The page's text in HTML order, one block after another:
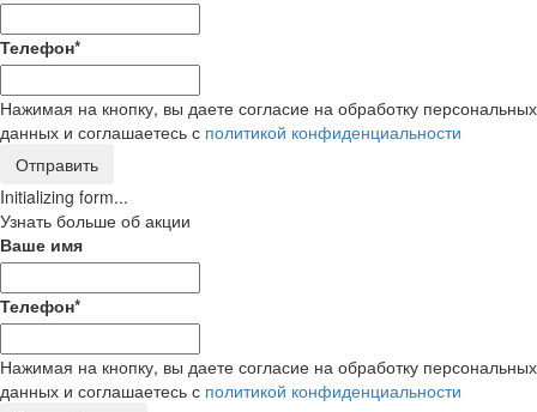
Телефон*
Нажимая на кнопку, вы даете согласие на обработку персональных
данных и соглашаетесь с политикой конфиденциальности
Отправить
Initializing form...
Узнать больше об акции
Ваше имя
Телефон*
Нажимая на кнопку, вы даете согласие на обработку персональных
данных и соглашаетесь с политикой конфиденциальности